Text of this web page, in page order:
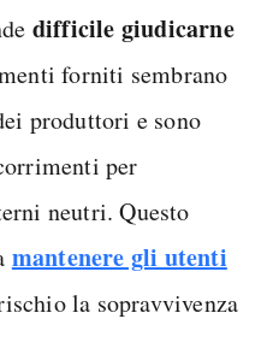
difficile giudicarne
forniti sembrano
produttori e sono
per
neutri. Questo
mantenere gli utenti
la sopravvivenza